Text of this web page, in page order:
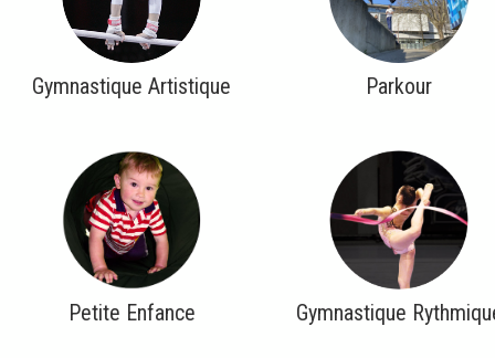
Gymnastique Artistique Parkour
Petite Enfance Gymnastique